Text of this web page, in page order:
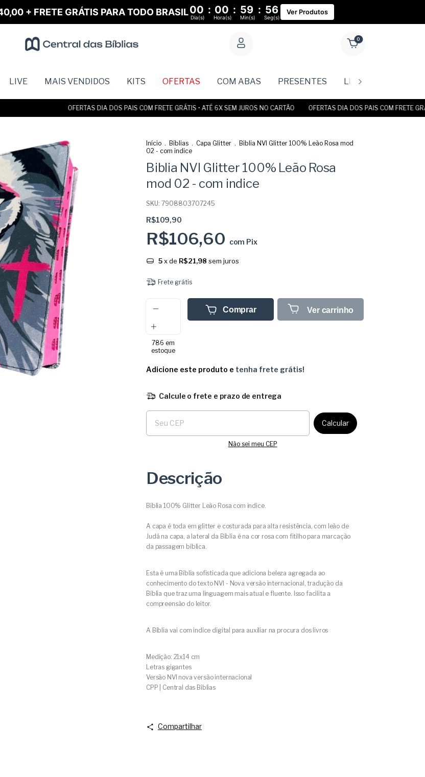
OFERTAS DIA DOS PAIS COM FRETE GRÁTIS • ATÉ 6X SEM JUROS NO CARTÃO OFERTAS DIA DOS PAIS COM FRETE
+ FRETE GRÁTIS PARA TODO BRASIL00 : 00 : 59 : 55
Dia(s) Hora(s) Min(s) Seg(s)
Ver Produtos
0
LIVE MAIS VENDIDOS KITS OFERTAS COM ABAS PRESENTES LIVROS
Início . Bíblias . Capa Glitter . Biblia NVI Glitter 100% Leão Rosa mod
02 - com indice
Biblia NVI Glitter 100% Leão Rosa
mod 02 - com indice
SKU: 7908803707245
R$109,90
R$106,60 com Pix
5x de R$21,98 sem juros
Frete grátis
786 em
estoque
Comprar Ver carrinho
Adicione este produto e tenha frete grátis!
Calcule o frete e prazo de entrega
Entregas para o CEP:
Calcular
Não sei meu CEP
Descrição
Bíblia 100% Glitter Leão Rosa com indice.
A capa é toda em glitter e costurada para alta resistência, com leão de
Judá na capa, a lateral da Bíblia é na cor rosa com fitilho para marcação
da passagem bíblica.
Esta é uma Bíblia sofisticada que adiciona beleza agregada ao
conhecimento do texto NVI - Nova versão internacional, tradução da
Bíblia que traz uma linguagem mais atual e fluente. Isso facilita a
compreensão do leitor.
A Bíblia vai com indice digital para auxiliar na procura dos livros
Medição: 21x14 cm
Letras gigantes
Versão NVI nova versão internacional
CPP | Central das Biblias
Compartilhar